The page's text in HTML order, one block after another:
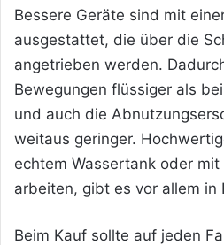
Bessere Geräte sind mit
ausgestattet, die über die
angetrieben werden.
Bewegungen flüssiger als
und auch die
weitaus geringer.
echtem Wassertank oder
arbeiten, gibt es vor allem in
Beim Kauf sollte auf jeden